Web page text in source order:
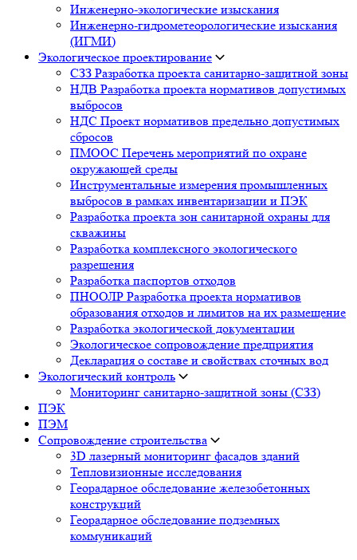
Инженерно-экологические изыскания
Инженерно-гидрометеорологические изыскания
(ИГМИ)
Экологическое проектирование
СЗЗ Разработка проекта санитарно-защитной зоны
НДВ Разработка проекта нормативов допустимых
выбросов
НДС Проект нормативов предельно допустимых
сбросов
ПМООС Перечень мероприятий по охране
окружающей среды
Инструментальные измерения промышленных
выбросов в рамках инвентаризации и ПЭК
Разработка проекта зон санитарной охраны для
скважины
Разработка комплексного экологического
разрешения
Разработка паспортов отходов
ПНООЛР Разработка проекта нормативов
образования отходов и лимитов на их размещение
Разработка экологической документации
Экологическое сопровождение предприятия
Декларация о составе и свойствах сточных вод
Экологический контроль
Мониторинг санитарно-защитной зоны (СЗЗ)
ПЭК
ПЭМ
Сопровождение строительства
3D лазерный мониторинг фасадов зданий
Тепловизионные исследования
Георадарное обследование железобетонных
конструкций
Георадарное обследование подземных
коммуникаций